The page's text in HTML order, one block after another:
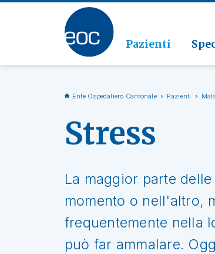
Pazienti
Vai alla sezione
Ente Ospedaliero Cantonale Pazienti
Stress
La maggior parte
momento o nell'altro,
frequentemente nella
può far ammalare.